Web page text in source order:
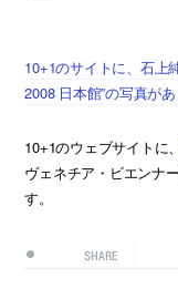
10+1のサイトに、石上
2008 日本館”の写真が
10+1のウェブサイトに
ヴェネチア・ビエンナ
す。
SHARE